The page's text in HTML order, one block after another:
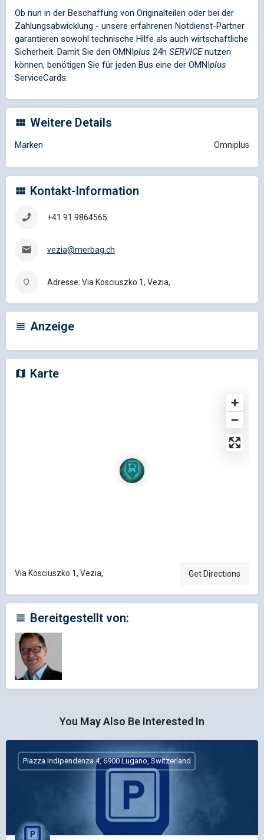
Ob nun in der Beschaffung von Originalteilen oder bei der
Zahlungsabwicklung - unsere erfahrenen Notdienst-Partner
garantieren sowohl technische Hilfe als auch wirtschaftliche
Sicherheit. Damit Sie den OMNIplus 24h SERVICEnutzen
können, benötigen Sie für jeden Bus eine der OMNIplus
ServiceCards.
Weitere Details
Marken Omniplus
Kontakt-Information
+41 91 9864565
vezia@merbag.ch
Adresse: Via Kosciuszko 1, Vezia,
Anzeige
Karte
Via Kosciuszko 1, Vezia, Get Directions
Bereitgestellt von:
You May Also Be Interested In
Piazza Indipendenza 4, 6900 Lugano, Switzerland